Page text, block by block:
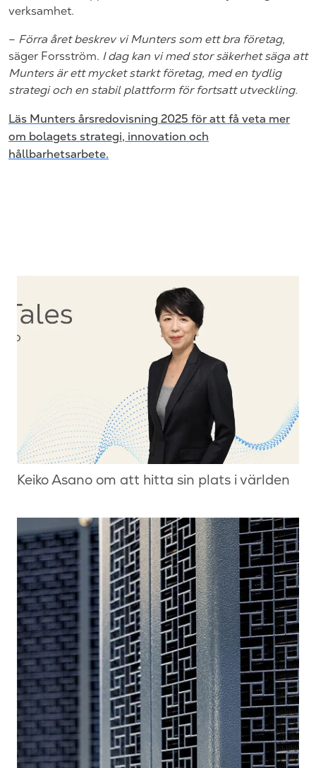
verksamhet.
– Förra året beskrev vi Munters som ett bra företag,
säger Forsström. I dag kan vi med stor säkerhet säga att
Munters är ett mycket starkt företag, med en tydlig
strategi och en stabil plattform för fortsatt utveckling.
Läs Munters årsredovisning 2025 för att få veta mer
om bolagets strategi, innovation och
hållbarhetsarbete.
Keiko Asano om att hitta sin plats i världen